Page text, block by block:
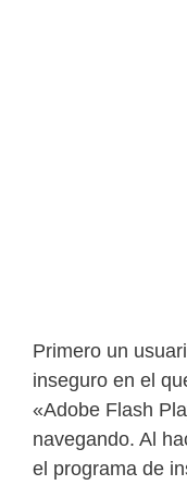
Primero un
inseguro en el
«Adobe Flash
navegando. Al
el programa de